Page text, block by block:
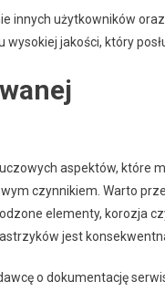
innych użytkowników
jakości, który
aspektów, które
czynnikiem. Warto
elementy, korozja
jest
o dokumentację